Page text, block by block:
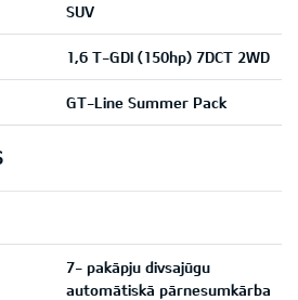
SUV
1,6 T-GDI (150hp) 7DCT 2WD
GT-Line Summer Pack
7- pakāpju divsajūgu
automātiskā pārnesumkārba